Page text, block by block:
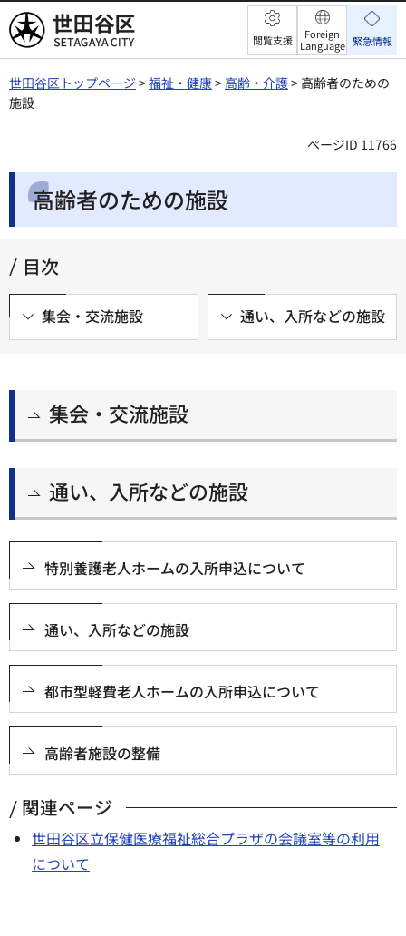
世田谷区 閲覧支援
Foreign
Language 緊急情報
世田谷区トップページ >福祉・健康> 高齢・介護> 高齢者のための
施設
ページID 11766
高齢者のための施設
目次
集会・交流施設 通い、入所などの施設
集会・交流施設
通い、入所などの施設
特別養護老人ホームの入所申込について
通い、入所などの施設
都市型軽費老人ホームの入所申込について
高齢者施設の整備
関連ページ
世田谷区立保健医療福祉総合プラザの会議室等の利用
について